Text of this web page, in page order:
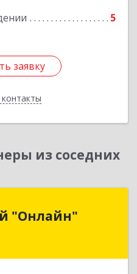
5
заявку
заявку
из соседних
"Онлайн"
"Онлайн"
г.о. город Уфа, Уфа